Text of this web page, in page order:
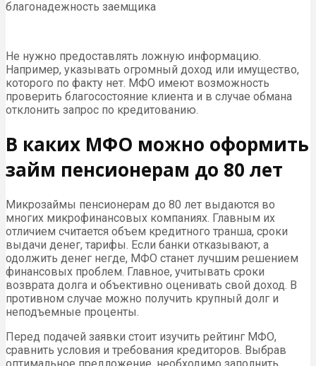
благонадежность заемщика
Не нужно предоставлять ложную информацию.
Например, указывать огромный доход или имущество,
которого по факту нет. МФО имеют возможность
проверить благосостояние клиента и в случае обмана
отклонить запрос по кредитованию.
В каких МФО можно оформить
займ пенсионерам до 80 лет
Микрозаймы пенсионерам до 80 лет выдаются во
многих микрофинансовых компаниях. Главным их
отличием считается объем кредитного транша, сроки
выдачи денег, тарифы. Если банки отказывают, а
одолжить денег негде, МФО станет лучшим решением
финансовых проблем. Главное, учитывать сроки
возврата долга и объективно оценивать свой доход. В
противном случае можно получить крупный долг и
неподъемные проценты.
Перед подачей заявки стоит изучить рейтинг МФО,
сравнить условия и требования кредиторов. Выбрав